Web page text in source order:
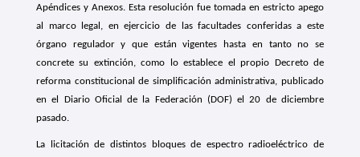
Apéndices y Anexos. Esta resolución fue tomada en estricto apego
al marco legal, en ejercicio de las facultades conferidas a este
órgano regulador y que están vigentes hasta en tanto no se
concrete su extinción, como lo establece el propio Decreto de
reforma constitucional de simplificación administrativa, publicado
en el Diario Oficial de la Federación (DOF) el 20 de diciembre
pasado.
La licitación de distintos bloques de espectro radioeléctrico de